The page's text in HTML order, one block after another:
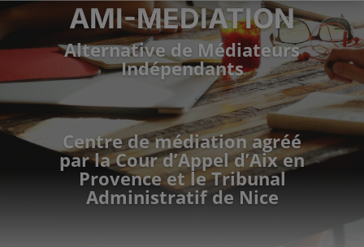
AMI-MEDIATION
Alternative de Médiateurs
Indépendants
Centre de médiation agréé
par la Cour d’Appel d’Aix en
Provence et le Tribunal
Administratif de Nice